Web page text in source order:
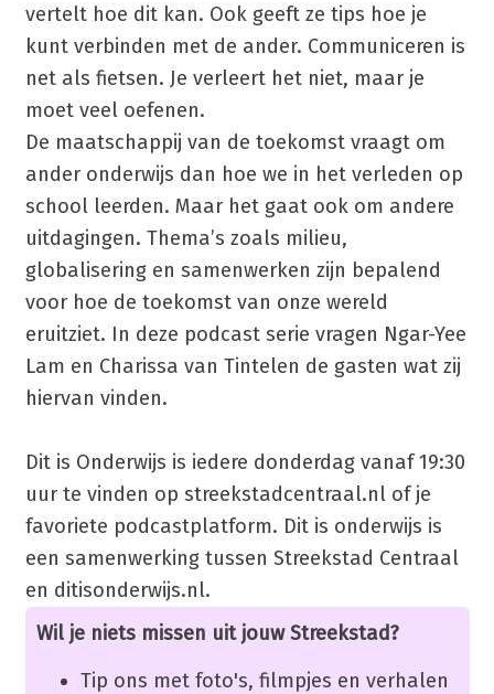
vertelt hoe dit kan. Ook geeft ze tips hoe je
kunt verbinden met de ander. Communiceren is
net als fietsen. Je verleert het niet, maar je
moet veel oefenen.
De maatschappij van de toekomst vraagt om
ander onderwijs dan hoe we in het verleden op
school leerden. Maar het gaat ook om andere
uitdagingen. Thema’s zoals milieu,
globalisering en samenwerken zijn bepalend
voor hoe de toekomst van onze wereld
eruitziet. In deze podcast serie vragen Ngar-Yee
Lam en Charissa van Tintelen de gasten wat zij
hiervan vinden.
Dit is Onderwijs is iedere donderdag vanaf 19:30
uur te vinden op streekstadcentraal.nl of je
favoriete podcastplatform. Dit is onderwijs is
een samenwerking tussen Streekstad Centraal
en ditisonderwijs.nl.
Wil je niets missen uit jouw Streekstad?
Tip ons met foto's, filmpjes en verhalen